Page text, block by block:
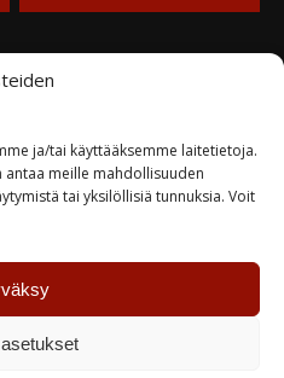
ja/tai käyttääksemme laitetietoja.
antaa meille mahdollisuuden
tai yksilöllisiä tunnuksia. Voit
Car System
Lasikuituhartsi 1kg